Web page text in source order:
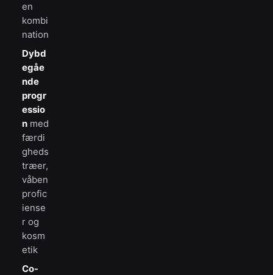
en
kombi
nation
Dybd
egåe
nde
progr
essio
n med
færdi
gheds
træer,
våben
profic
iense
r og
kosm
etik
Co-